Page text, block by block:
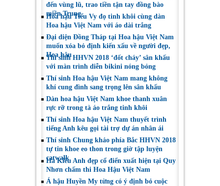
đến vùng lũ, trao tiền tận tay đồng bào
miền Trung
Hoa hậu Tiểu Vy đọ tinh khôi cùng dàn
Hoa hậu Việt Nam với áo dài trắng
Đại diện Đồng Tháp tại Hoa hậu Việt Nam
muốn xóa bỏ định kiến xấu về người đẹp,
Hoa hậu
Thí sinh HHVN 2018 ‘đốt cháy’ sân khấu
với màn trình diễn bikini nóng bỏng
Thí sinh Hoa hậu Việt Nam mang không
khí cung đình sang trọng lên sân khấu
Dàn hoa hậu Việt Nam khoe thanh xuân
rực rỡ trong tà áo trắng tinh khôi
Thí sinh Hoa hậu Việt Nam thuyết trình
tiếng Anh kêu gọi tài trợ dự án nhân ái
Thí sinh Chung khảo phía Bắc HHVN 2018
tự tin khoe eo thon trong giờ tập luyện
catwalk
Hà Kiều Anh đẹp cổ điển xuất hiện tại Quy
Nhơn chấm thi Hoa Hậu Việt Nam
Á hậu Huyền My từng có ý định bỏ cuộc